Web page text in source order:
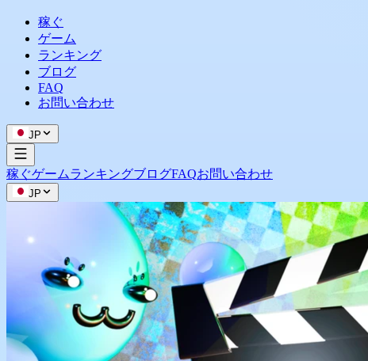
稼ぐ
ゲーム
ランキング
ブログ
FAQ
お問い合わせ
JP
稼ぐゲームランキングブログFAQお問い合わせ
JP